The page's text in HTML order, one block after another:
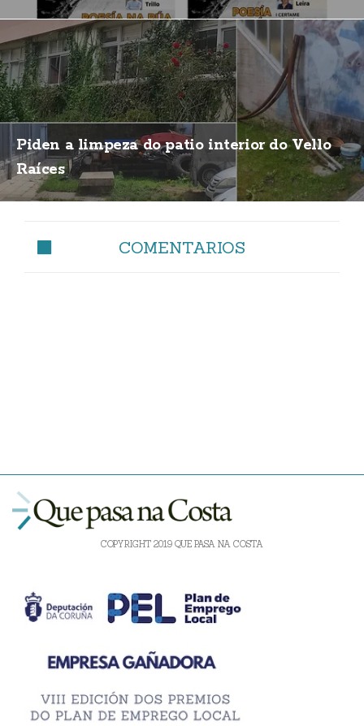
Piden a limpeza do patio interior do Vello
Raíces
COMENTARIOS
COPYRIGHT 2019 QUE PASA NA COSTA